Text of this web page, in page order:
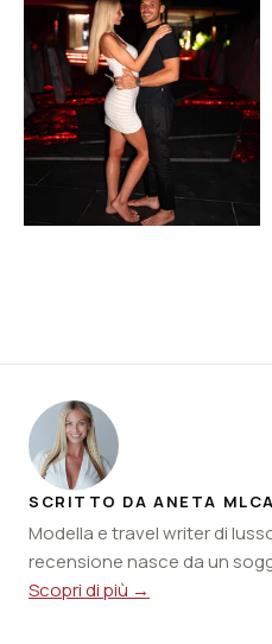
SCRITTO DA ANETA
Modella e travel writer di
recensione nasce da un
Scopri di più →